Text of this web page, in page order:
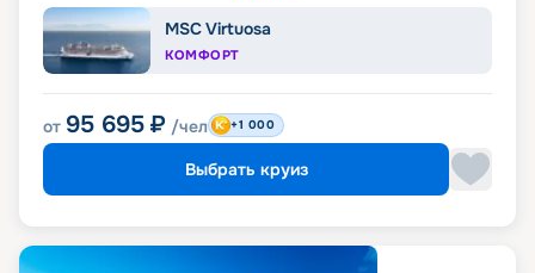
MSC Virtuosa
КОМФОРТ
от 95 695 ₽ /чел +1 000
Выбрать круиз